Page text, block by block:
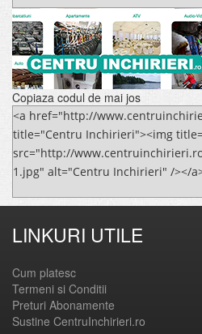
Copiaza codul de mai jos
<a href="http://
title="Centru Inchirieri"><img
src="http://
1.jpg" alt="Centru Inchirieri" /></
LINKURI UTILE
Cum platesc
Termeni si Conditii
Preturi Abonamente
Sustine CentruInchirieri.ro